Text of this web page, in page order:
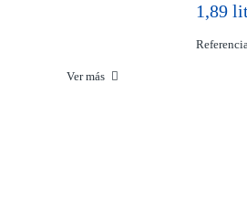
Ver más
1,89